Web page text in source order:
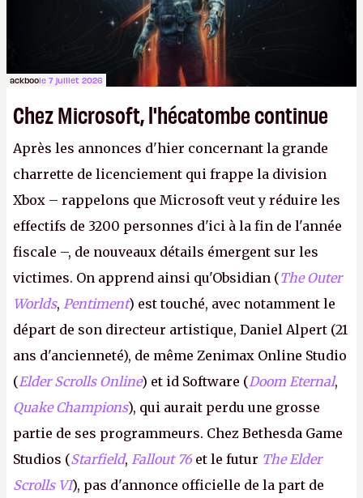
ackboole 7 juillet 2026
Chez Microsoft, l'hécatombe continue
Après les annonces d'hier concernant la grande
charrette de licenciement qui frappe la division
Xbox – rappelons que Microsoft veut y réduire les
effectifs de 3200 personnes d'ici à la fin de l'année
fiscale –, de nouveaux détails émergent sur les
victimes. On apprend ainsi qu'Obsidian (The Outer
Worlds, Pentiment) est touché, avec notamment le
départ de son directeur artistique, Daniel Alpert (21
ans d'ancienneté), de même Zenimax Online Studio
(Elder Scrolls Online) et id Software (Doom Eternal,
Quake Champions), qui aurait perdu une grosse
partie de ses programmeurs. Chez Bethesda Game
Studios (Starfield, Fallout 76 et le futur The Elder
Scrolls VI), pas d'annonce officielle de la part de